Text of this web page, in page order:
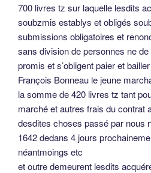
700 livres tz sur laquelle lesdits
soubzmis establys et obligés
submissions obligatoires et
sans division de personnes ne
promis et s’obligent paier et
François Bonneau le jeune
la somme de 420 livres tz tant
marché et autres frais du contrat
desdites choses passé par nous
1642 dedans 4 jours
néantmoings etc
et outre demeurent lesdits